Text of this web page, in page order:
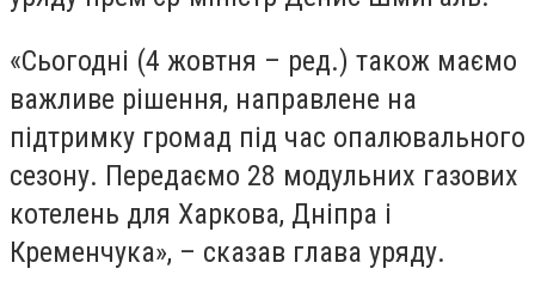
«Сьогодні (4 жовтня – ред.) також маємо
важливе рішення, направлене на
підтримку громад під час опалювального
сезону. Передаємо 28 модульних газових
котелень для Харкова, Дніпра і
Кременчука», – сказав глава уряду.